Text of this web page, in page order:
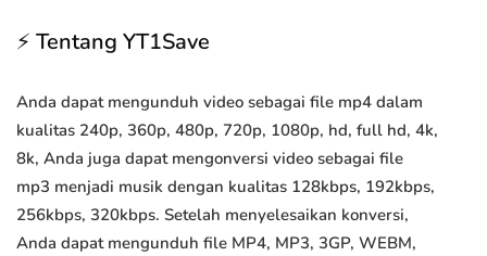
⚡ Tentang YT1Save
Anda dapat mengunduh video sebagai file mp4 dalam
kualitas 240p, 360p, 480p, 720p, 1080p, hd, full hd, 4k,
8k, Anda juga dapat mengonversi video sebagai file
mp3 menjadi musik dengan kualitas 128kbps, 192kbps,
256kbps, 320kbps. Setelah menyelesaikan konversi,
Anda dapat mengunduh file MP4, MP3, 3GP, WEBM,